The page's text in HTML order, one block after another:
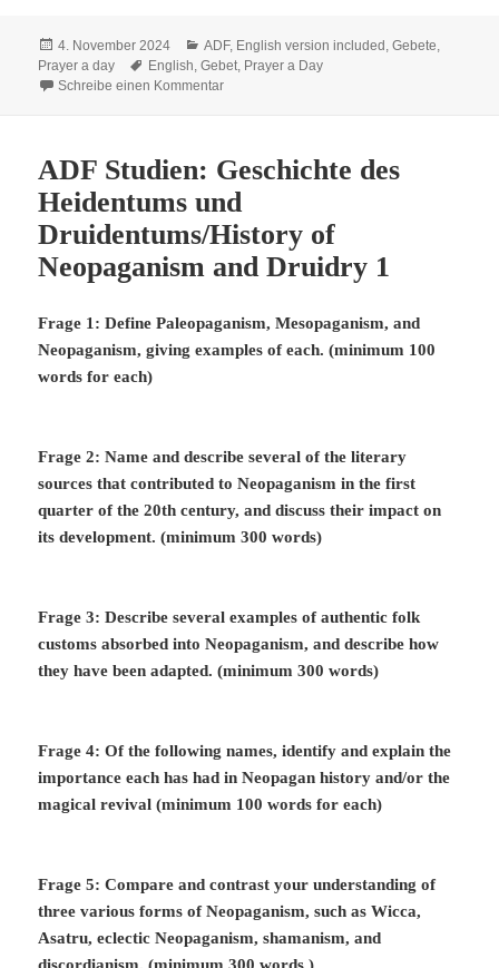
Veröffentlicht
am
4. November 2024 Kategorien
ADF, English version included ,Gebete
Prayer a day
Schlagwörter
English ,Gebet Prayer a Day
Schreibe einen Kommentarzu Prayer a Day 2024: Nach vorne schauen
ADF Studien: Geschichte des
Heidentums und
Druidentums/History of
Neopaganism and Druidry 1
Frage 1: Define Paleopaganism, Mesopaganism, and
Neopaganism, giving examples of each. (minimum 100
words for each)
Frage 2: Name and describe several of the literary
sources that contributed to Neopaganism in the first
quarter of the 20th century, and discuss their impact on
its development. (minimum 300 words)
Frage 3: Describe several examples of authentic folk
customs absorbed into Neopaganism, and describe how
they have been adapted. (minimum 300 words)
Frage 4: Of the following names, identify and explain the
importance each has had in Neopagan history and/or the
magical revival (minimum 100 words for each)
Frage 5: Compare and contrast your understanding of
three various forms of Neopaganism, such as Wicca,
Asatru, eclectic Neopaganism, shamanism, and